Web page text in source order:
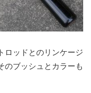
ロッドとのリンケージ
のブッシュとカラーも